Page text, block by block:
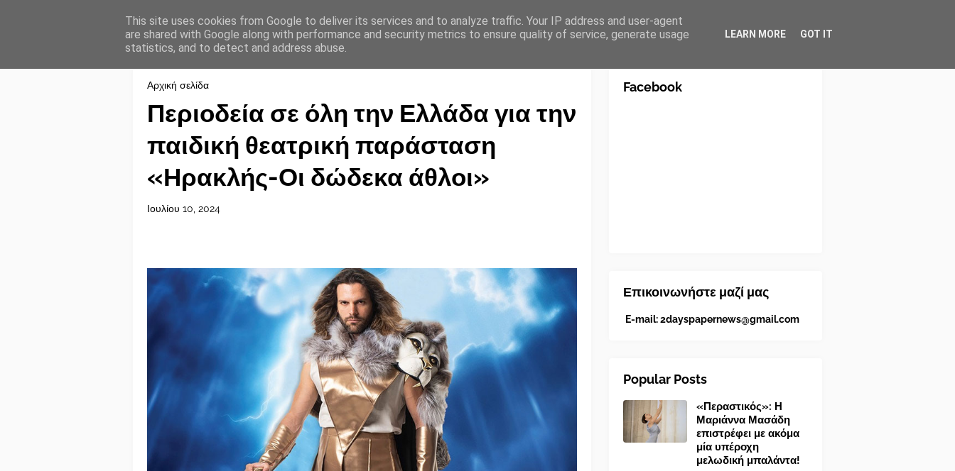
Αρχική σελίδα
Περιοδεία σε όλη την Ελλάδα για την
παιδική θεατρική παράσταση
«Ηρακλής-Οι δώδεκα άθλοι»
Ιουλίου 10, 2024
Facebook
Επικοινωνήστε μαζί μας
E-mail:2dayspapernews@gmail.com
Popular Posts
«Περαστικός»: Η
Μαριάννα Μασάδη
επιστρέφει με ακόμα
μία υπέροχη
μελωδική μπαλάντα!
This site uses cookies from Google to deliver its services and to analyze traffic. Your IP address and user-agent
are shared with Google along with performance and security metrics to ensure quality of service, generate usage
statistics, and to detect and address abuse.
LEARN MORE GOT IT